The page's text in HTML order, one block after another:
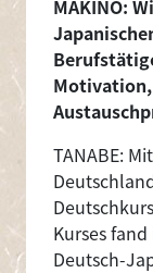
MAKINO:
TANABE:
Kurses
Deutsch-